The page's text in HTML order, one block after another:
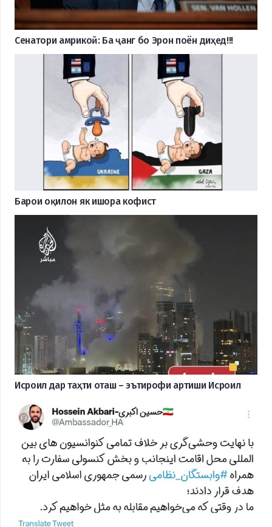
Сенатори амрикоӣ: Ба ҷанг бо Эрон поён диҳед!!!
Барои оқилон як ишора кофист
Исроил дар таҳти оташ – эътирофи артиши Исроил